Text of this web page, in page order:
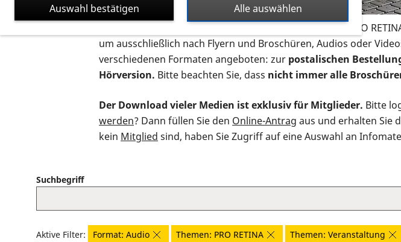
Auf dieser Seite finden Sie sämtliches Infomaterial der PRO
um ausschließlich nach Flyern und Broschüren, Audios oder
verschiedenen Formaten angeboten: zur postalischen
Hörversion. Bitte beachten Sie, dass nicht immer alle
Der Download vieler Medien ist exklusiv für Mitglieder. Bitte
werden? Dann füllen Sie den Online-Antrag aus und erhalten Sie
kein Mitglied sind, haben Sie Zugriff auf eine Auswahl an
Suchbegriff
Aktive Filter: Format: Audio Themen: PRO RETINA Themen: Veranstaltung
Alle auswählen
Auswahl bestätigen